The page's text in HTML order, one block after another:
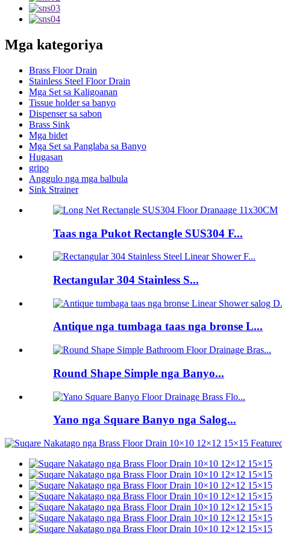
Mga kategoriya
Brass Floor Drain
Stainless Steel Floor Drain
Mga Set sa Kaligoanan
Tissue holder sa banyo
Dispenser sa sabon
Brass Sink
Mga bidet
Mga Set sa Panglaba sa Banyo
Hugasan
gripo
Anggulo nga mga balbula
Sink Strainer
Taas nga Pukot Rectangle SUS304 F...
Rectangular 304 Stainless S...
Antique nga tumbaga taas nga bronse L...
Round Shape Simple nga Banyo...
Yano nga Square Banyo nga Salog...